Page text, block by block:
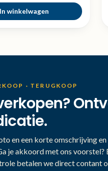
In winkelwagen
· TERUGKOOP
en een korte omschrijving
je akkoord met ons voorstel?
betalen we direct contant